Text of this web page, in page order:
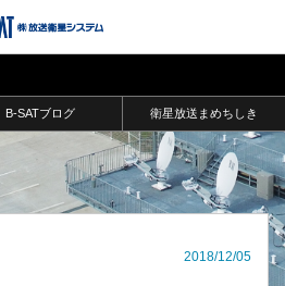
B-SATブログ 衛星放送まめちしき
2018/12/05